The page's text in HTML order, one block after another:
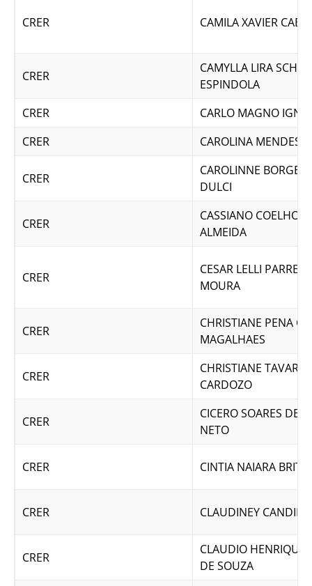
CRER CAMILA XAVIER
CRER
CAMYLLA LIRA
ESPINDOLA
CRER
CARLO MAGNO
CRER
CAROLINA MENDES
CRER
CAROLINNE BORGES
DULCI
CRER
CASSIANO COELHO
ALMEIDA
CRER
CESAR LELLI
MOURA
CRER
CHRISTIANE PENA
MAGALHAES
CRER
CHRISTIANE TAVARES
CARDOZO
CRER
CICERO SOARES DE
NETO
CRER CINTIA NAIARA
CRER CLAUDINEY
CRER
CLAUDIO HENRIQUE
DE SOUZA